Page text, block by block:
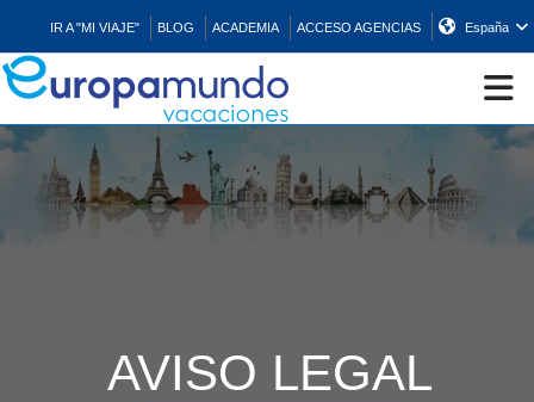
IR A "MI VIAJE" BLOG ACADEMIA ACCESO AGENCIAS España
CRUCEROS
ORIENTE
AVISO LEGAL